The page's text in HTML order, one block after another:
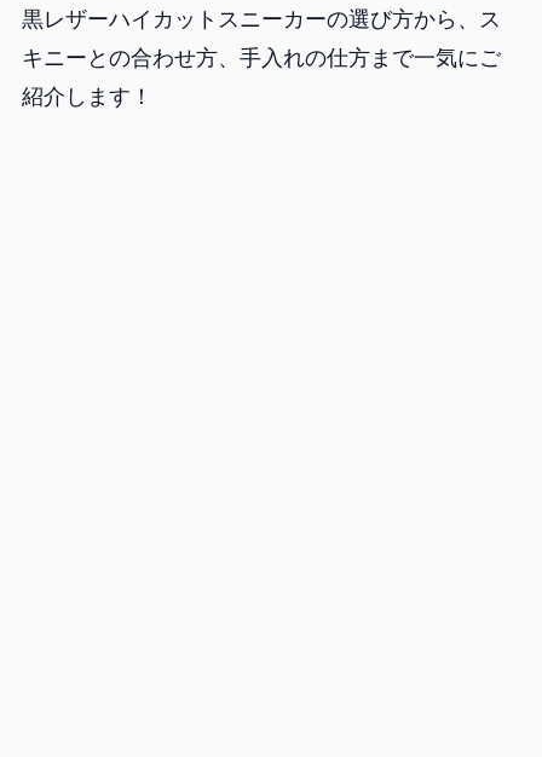
黒レザーハイカットスニーカーの選び方から、ス
キニーとの合わせ方、手入れの仕方まで一気にご
紹介します！